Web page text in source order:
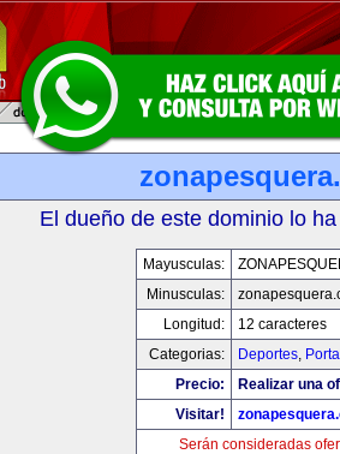
El dueño de este dominio lo
Mayusculas:
Minusculas:
Longitud:
12 caracteres
Categorias:
Deportes,
Precio:
Realizar una
Visitar!
Serán consideradas